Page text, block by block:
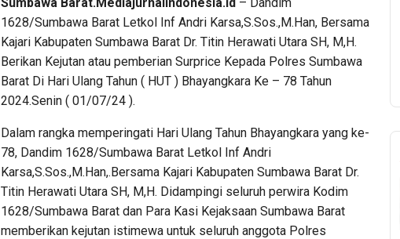
1628/Sumbawa Barat Letkol Inf Andri Karsa,S.Sos.,M.Han, Bersama
Kajari Kabupaten Sumbawa Barat Dr. Titin Herawati Utara SH, M,H.
Berikan Kejutan atau pemberian Surprice Kepada Polres Sumbawa
Barat Di Hari Ulang Tahun ( HUT ) Bhayangkara Ke – 78 Tahun
2024.Senin ( 01/07/24 ).
Dalam rangka memperingati Hari Ulang Tahun Bhayangkara yang ke-
78, Dandim 1628/Sumbawa Barat Letkol Inf Andri
Karsa,S.Sos.,M.Han,.Bersama Kajari Kabupaten Sumbawa Barat Dr.
Titin Herawati Utara SH, M,H. Didampingi seluruh perwira Kodim
1628/Sumbawa Barat dan Para Kasi Kejaksaan Sumbawa Barat
memberikan kejutan istimewa untuk seluruh anggota Polres